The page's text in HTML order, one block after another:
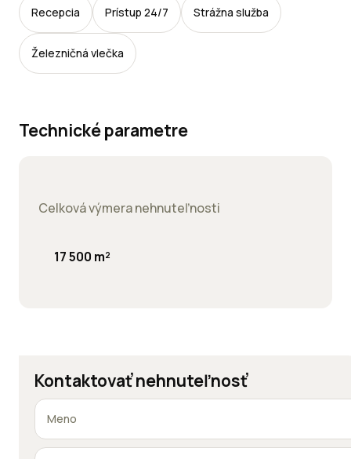
Recepcia Prístup 24/7 Strážna služba
Železničná vlečka
Technické parametre
Celková výmera nehnuteľnosti
17 500 m²
Kontaktovať nehnuteľnosť